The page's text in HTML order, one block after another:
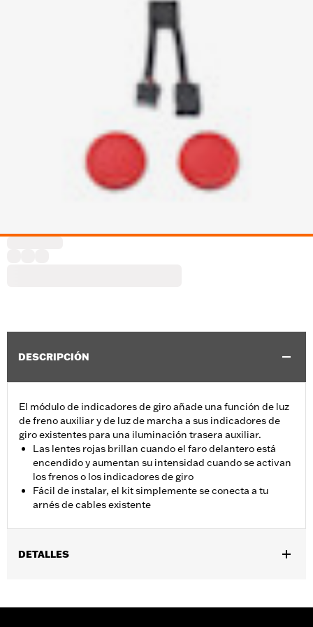
DESCRIPCIÓN
El módulo de indicadores de giro añade una función de luz
de freno auxiliar y de luz de marcha a sus indicadores de
giro existentes para una iluminación trasera auxiliar.
Las lentes rojas brillan cuando el faro delantero está
encendido y aumentan su intensidad cuando se activan
los frenos o los indicadores de giro
Fácil de instalar, el kit simplemente se conecta a tu
arnés de cables existente
DETALLES